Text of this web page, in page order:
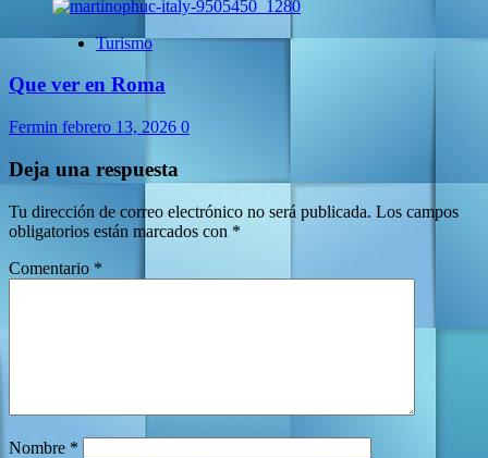
Turismo
Que ver en Roma
Fermin febrero 13, 2026 0
Deja una respuesta
Tu dirección de correo electrónico no será publicada. Los campos
obligatorios están marcados con *
Comentario *
Nombre *